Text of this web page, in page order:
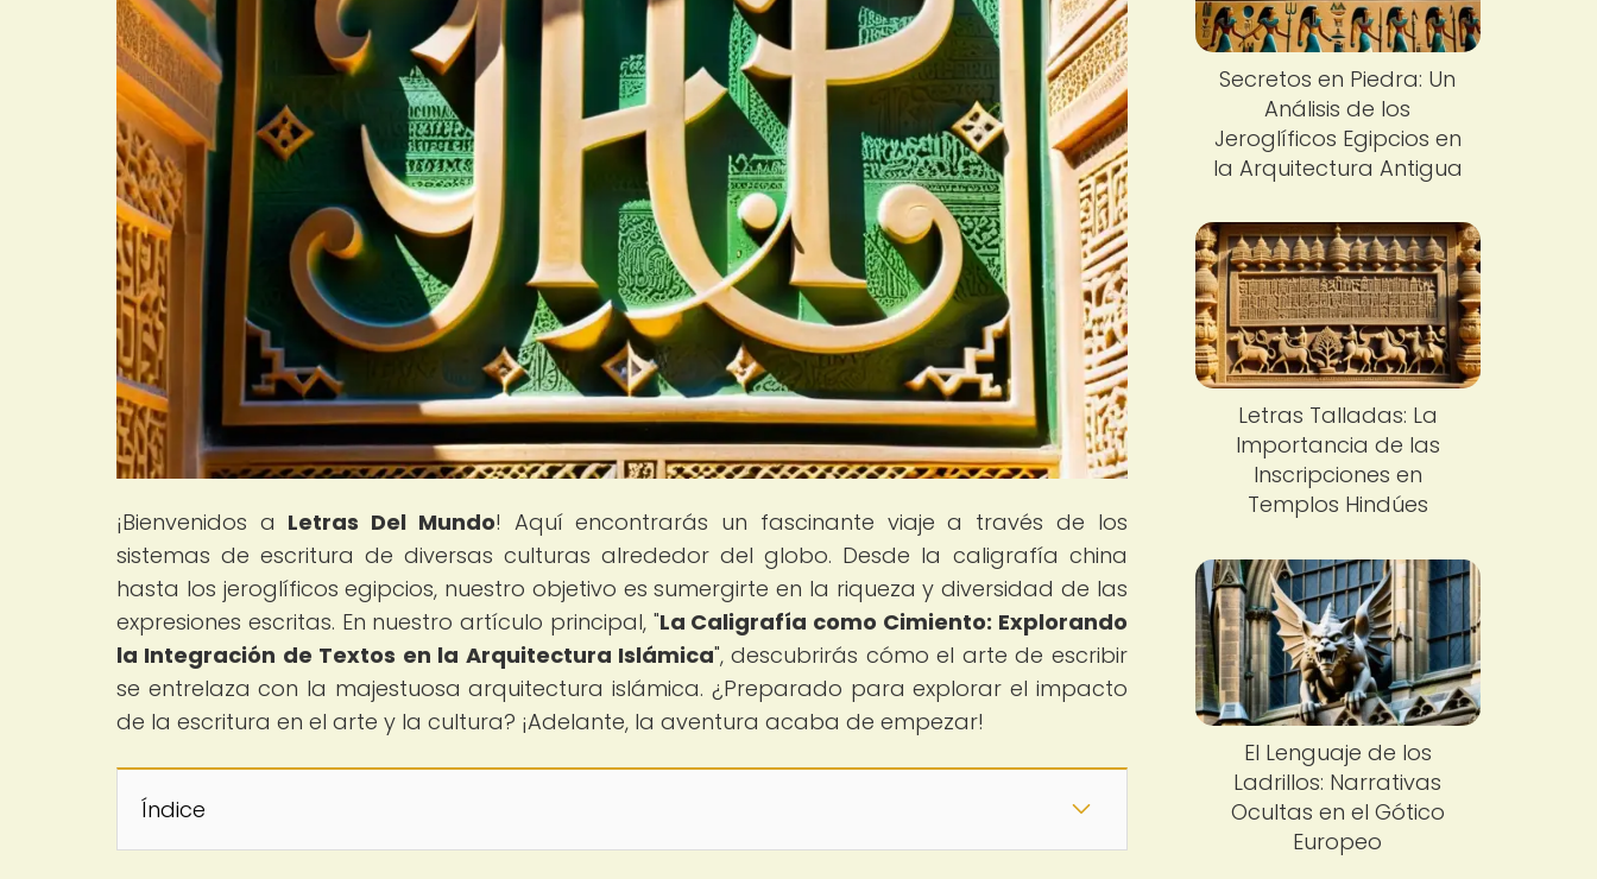
¡Bienvenidos a Letras Del Mundo! Aquí encontrarás un fascinante viaje a través de los
sistemas de escritura de diversas culturas alrededor del globo. Desde la caligrafía china
hasta los jeroglíficos egipcios, nuestro objetivo es sumergirte en la riqueza y diversidad de las
expresiones escritas. En nuestro artículo principal, "La Caligrafía como Cimiento: Explorando
la Integración de Textos en la Arquitectura Islámica", descubrirás cómo el arte de escribir
se entrelaza con la majestuosa arquitectura islámica. ¿Preparado para explorar el impacto
de la escritura en el arte y la cultura? ¡Adelante, la aventura acaba de empezar!
Índice
Secretos en Piedra: Un
Análisis de los
Jeroglíficos Egipcios en
la Arquitectura Antigua
Letras Talladas: La
Importancia de las
Inscripciones en
Templos Hindúes
El Lenguaje de los
Ladrillos: Narrativas
Ocultas en el Gótico
Europeo